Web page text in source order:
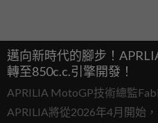
邁向新時代的腳步！
轉至850c.c.引擎開發！
APRILIA MotoGP技術總監
APRILIA將從2026年4月開始